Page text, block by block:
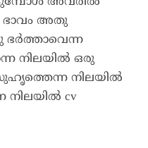
ഭാവം അതു
നിലയിൽ ഒരു
നിലയിൽ
cv